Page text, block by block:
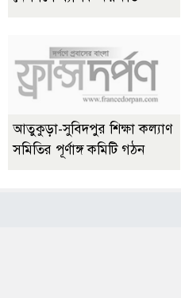
আতুকুড়া-সুবিদপুর শিক্ষা কল্যাণ
সমিতির পূর্ণাঙ্গ কমিটি গঠন